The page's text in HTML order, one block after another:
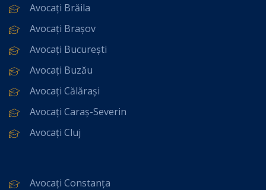
Avocați Brăila
Avocați Brașov
Avocați București
Avocați Buzău
Avocați Călărași
Avocați Caraș-Severin
Avocați Cluj
Avocați Constanța